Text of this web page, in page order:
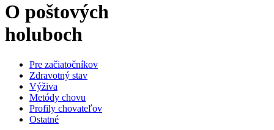
O poštových
holuboch
Pre začiatočníkov
Zdravotný stav
Výživa
Metódy chovu
Profily chovateľov
Ostatné